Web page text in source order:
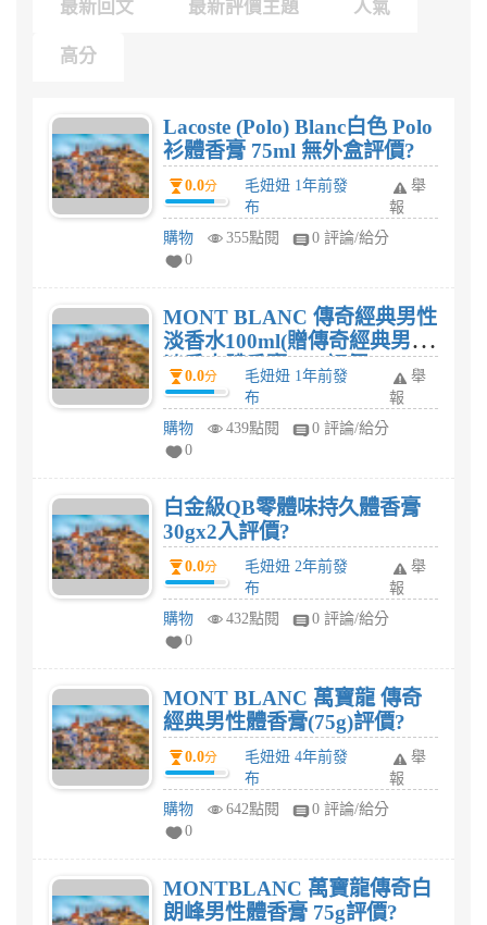
最新回文 最新評價主題 人氣
高分
Lacoste (Polo) Blanc白色 Polo
衫體香膏 75ml 無外盒評價?
0.0分
毛妞妞 1年前發
布
舉
報
購物
355點閱
0 評論/給分
0
MONT BLANC 傳奇經典男性
淡香水100ml(贈傳奇經典男性
淡香水體香膏75g)評價?
0.0分
毛妞妞 1年前發
布
舉
報
購物
439點閱
0 評論/給分
0
白金級QB零體味持久體香膏
30gx2入評價?
0.0分
毛妞妞 2年前發
布
舉
報
購物
432點閱
0 評論/給分
0
MONT BLANC 萬寶龍 傳奇
經典男性體香膏(75g)評價?
0.0分
毛妞妞 4年前發
布
舉
報
購物
642點閱
0 評論/給分
0
MONTBLANC 萬寶龍傳奇白
朗峰男性體香膏 75g評價?